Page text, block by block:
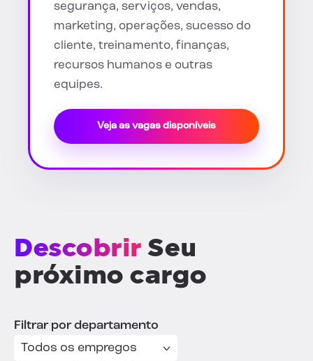
segurança, serviços, vendas,
marketing, operações, sucesso do
cliente, treinamento, finanças,
recursos humanos e outras
equipes.
Veja as vagas disponíveis
Descobrir Seu
próximo cargo
Filtrar por departamento